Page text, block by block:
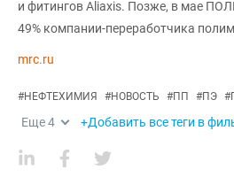
и фитингов Aliaxis. Позже, в мае
49% компании-переработчика
mrc.ru
#НЕФТЕХИМИЯ #НОВОСТЬ #ПП #ПЭ #
Еще4 +Добавить все теги в